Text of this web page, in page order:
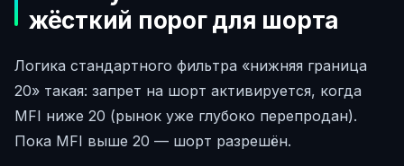
жёсткий порог для шорта
Логика стандартного фильтра «нижняя граница
20» такая: запрет на шорт активируется, когда
MFI ниже 20 (рынок уже глубоко перепродан).
Пока MFI выше 20 — шорт разрешён.